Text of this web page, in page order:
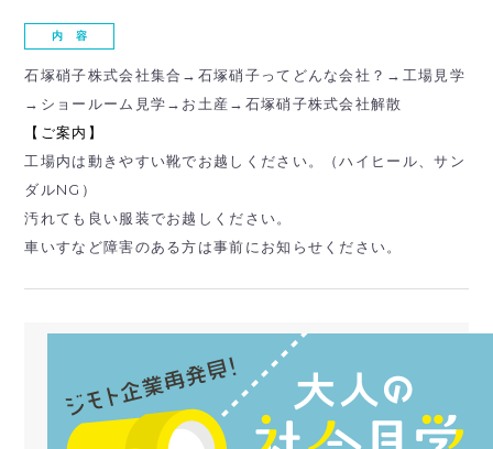
内 容
石塚硝子株式会社集合→石塚硝子ってどんな会社？→工場見学
→ショールーム見学→お土産→石塚硝子株式会社解散
【ご案内】
工場内は動きやすい靴でお越しください。（ハイヒール、サン
ダルNG）
汚れても良い服装でお越しください。
車いすなど障害のある方は事前にお知らせください。